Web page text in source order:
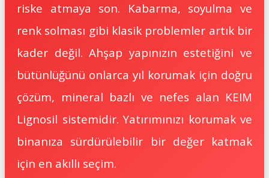
riske atmaya son. Kabarma, soyulma ve
renk solması gibi klasik problemler artık bir
kader değil. Ahşap yapınızın estetiğini ve
bütünlüğünü onlarca yıl korumak için doğru
çözüm, mineral bazlı ve nefes alan KEIM
Lignosil sistemidir. Yatırımınızı korumak ve
binanıza sürdürülebilir bir değer katmak
için en akıllı seçim.